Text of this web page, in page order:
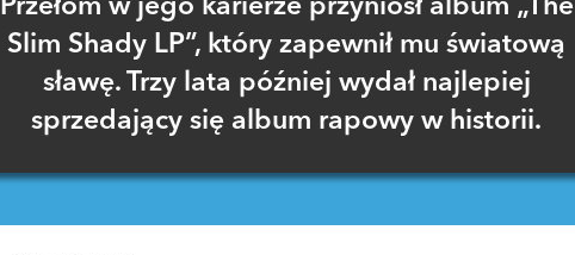
Przełom w jego karierze przyniósł album „The
Slim Shady LP”, który zapewnił mu światową
sławę. Trzy lata później wydał najlepiej
sprzedający się album rapowy w historii.